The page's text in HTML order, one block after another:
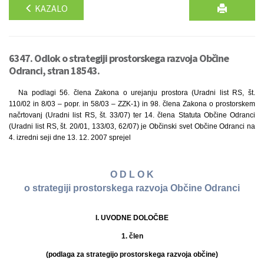
KAZALO
6347. Odlok o strategiji prostorskega razvoja Občine
Odranci, stran 18543.
Na podlagi 56. člena Zakona o urejanju prostora (Uradni list RS, št.
110/02 in 8/03 – popr. in 58/03 – ZZK-1) in 98. člena Zakona o prostorskem
načrtovanj (Uradni list RS, št. 33/07) ter 14. člena Statuta Občine Odranci
(Uradni list RS, št. 20/01, 133/03, 62/07) je Občinski svet Občine Odranci na
4. izredni seji dne 13. 12. 2007 sprejel
O D L O K
o strategiji prostorskega razvoja Občine Odranci
I. UVODNE DOLOČBE
1. člen
(podlaga za strategijo prostorskega razvoja občine)